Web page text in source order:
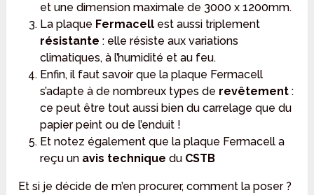
et une dimension maximale de 3000 x 1200mm.
La plaque Fermacellest aussi triplement
résistante : elle résiste aux variations
climatiques, à l’humidité et au feu.
Enfin, il faut savoir que la plaque Fermacell
s’adapte à de nombreux types de revêtement:
ce peut être tout aussi bien du carrelage que du
papier peint ou de l’enduit !
Et notez également que la plaque Fermacell a
reçu un avis technique du CSTB
Et si je décide de m’en procurer, comment la poser ?